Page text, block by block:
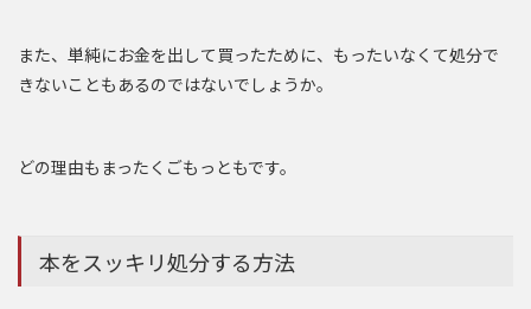
また、単純にお金を出して買ったために、もったいなくて処分で
きないこともあるのではないでしょうか。
どの理由もまったくごもっともです。
本をスッキリ処分する方法